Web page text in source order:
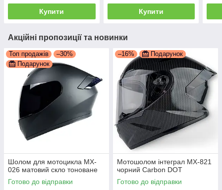
Купити Купити
Акційні пропозиції та новинки
Топ продажів
–30%
Подарунок
Шолом для мотоцикла MX-
026 матовий скло тоноване
Готово до відправки
–16% Подарунок
Мотошолом інтеграл MX-821
чорний Carbon DOT
Готово до відправки